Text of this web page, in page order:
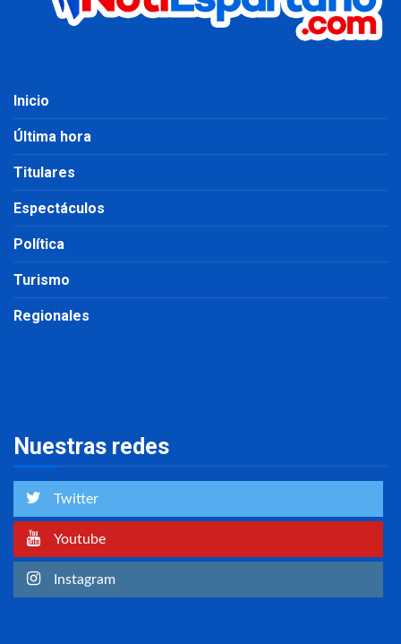
Inicio
Última hora
Titulares
Espectáculos
Política
Turismo
Regionales
Nuestras redes
Twitter
Youtube
Instagram